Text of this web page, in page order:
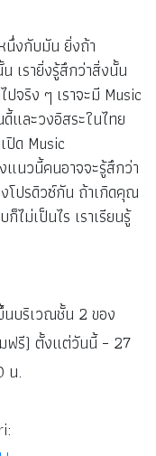
นึ่งกับมัน ยิ่งถ้า
เรายิ่งรู้สึกว่าสิ่งนั้น
จริง ๆ เราจะมี Music
และวงอิสระในไทย
ปิด Music
นวนี้คนอาจจะรู้สึกว่า
โปรดิวซ์กัน ถ้าเกิดคุณ
ไม่เป็นไร เราเรียนรู้
บริเวณชั้น 2 ของ
ฟรี) ตั้งแต่วันนี้ – 27
น.